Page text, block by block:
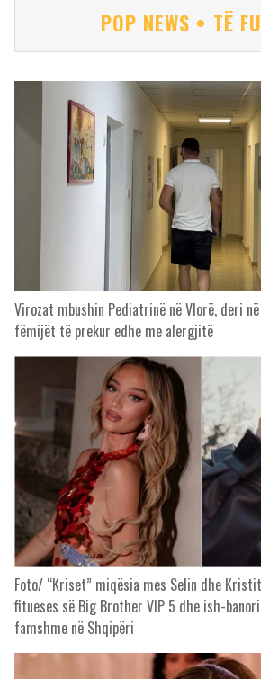
POP NEWS • TË
Virozat mbushin Pediatrinë në Vlorë, deri
fëmijët të prekur edhe me alergjitë
Foto/ “Kriset” miqësia mes Selin dhe
fitueses së Big Brother VIP 5 dhe ish-
famshme në Shqipëri